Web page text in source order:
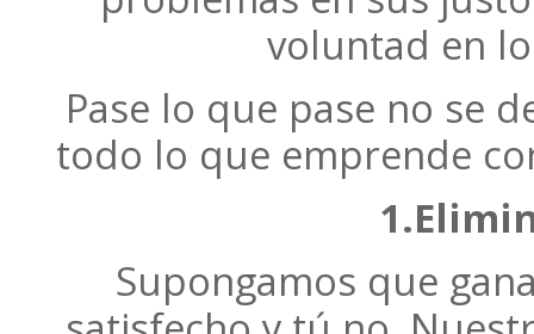
voluntad en
Pase lo que pase no se
todo lo que emprende
Supongamos que